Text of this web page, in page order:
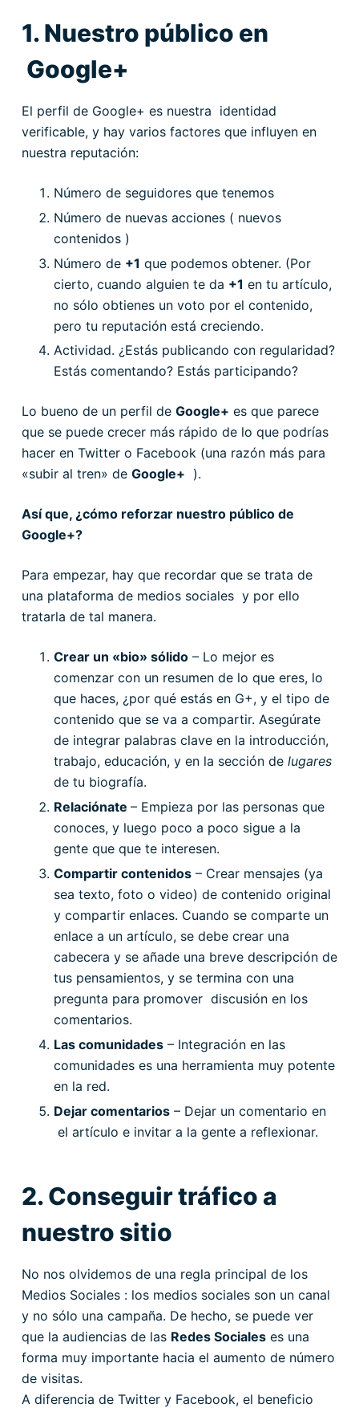
1. Nuestro público en
Google+
El perfil de Google+ es nuestra identidad
verificable, y hay varios factores que influyen en
nuestra reputación:
Número de seguidores que tenemos
Número de nuevas acciones ( nuevos
contenidos )
Número de +1 que podemos obtener. (Por
cierto, cuando alguien te da +1 en tu artículo,
no sólo obtienes un voto por el contenido,
pero tu reputación está creciendo.
Actividad. ¿Estás publicando con regularidad?
Estás comentando? Estás participando?
Lo bueno de un perfil de Google+ es que parece
que se puede crecer más rápido de lo que podrías
hacer en Twitter o Facebook (una razón más para
«subir al tren» de Google+ ).
Así que, ¿cómo reforzar nuestro público de
Google+?
Para empezar, hay que recordar que se trata de
una plataforma de medios sociales y por ello
tratarla de tal manera.
Crear un «bio» sólido– Lo mejor es
comenzar con un resumen de lo que eres, lo
que haces, ¿por qué estás en G+, y el tipo de
contenido que se va a compartir. Asegúrate
de integrar palabras clave en la introducción,
trabajo, educación, y en la sección delugares
de tu biografía.
Relaciónate – Empieza por las personas que
conoces, y luego poco a poco sigue a la
gente que que te interesen.
Compartir contenidos– Crear mensajes (ya
sea texto, foto o video) de contenido original
y compartir enlaces. Cuando se comparte un
enlace a un artículo, se debe crear una
cabecera y se añade una breve descripción de
tus pensamientos, y se termina con una
pregunta para promover discusión en los
comentarios.
Las comunidades– Integración en las
comunidades es una herramienta muy potente
en la red.
Dejar comentarios– Dejar un comentario en
el artículo e invitar a la gente a reflexionar.
2. Conseguir tráfico a
nuestro sitio
No nos olvidemos de una regla principal de los
Medios Sociales : los medios sociales son un canal
y no sólo una campaña. De hecho, se puede ver
que la audiencias de las Redes Socialeses una
forma muy importante hacia el aumento de número
de visitas.
A diferencia de Twitter y Facebook, el beneficio